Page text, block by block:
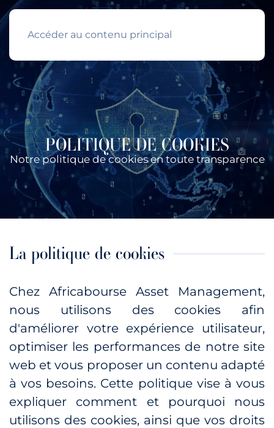
Accéder au contenu principal
POLITIQUE DE COOKIES
Notre politique de cookies en toute transparence
La politique de cookies
Chez Africabourse Asset Management,
nous utilisons des cookies afin
d'améliorer votre expérience utilisateur,
optimiser les performances de notre site
web et vous proposer un contenu adapté
à vos besoins. Cette politique vise à vous
expliquer comment et pourquoi nous
utilisons des cookies, ainsi que vos droits